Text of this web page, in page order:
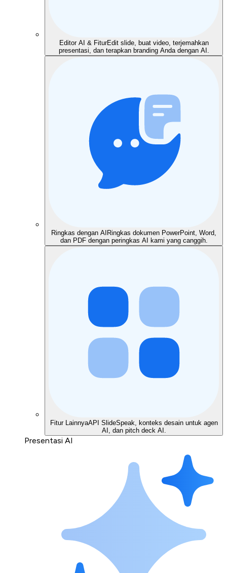
Editor AI & FiturEdit slide, buat video, terjemahkan
presentasi, dan terapkan branding Anda dengan AI.
Ringkas dengan AI Ringkas dokumen PowerPoint, Word,
dan PDF dengan peringkas AI kami yang canggih.
Fitur LainnyaAPI SlideSpeak, konteks desain untuk agen
AI, dan pitch deck AI.
Presentasi AI